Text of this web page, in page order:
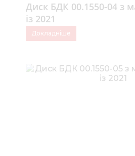
Диск БДК 00.1550-04 з
із 2021
Докладніше